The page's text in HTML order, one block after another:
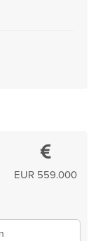
EUR 559.000